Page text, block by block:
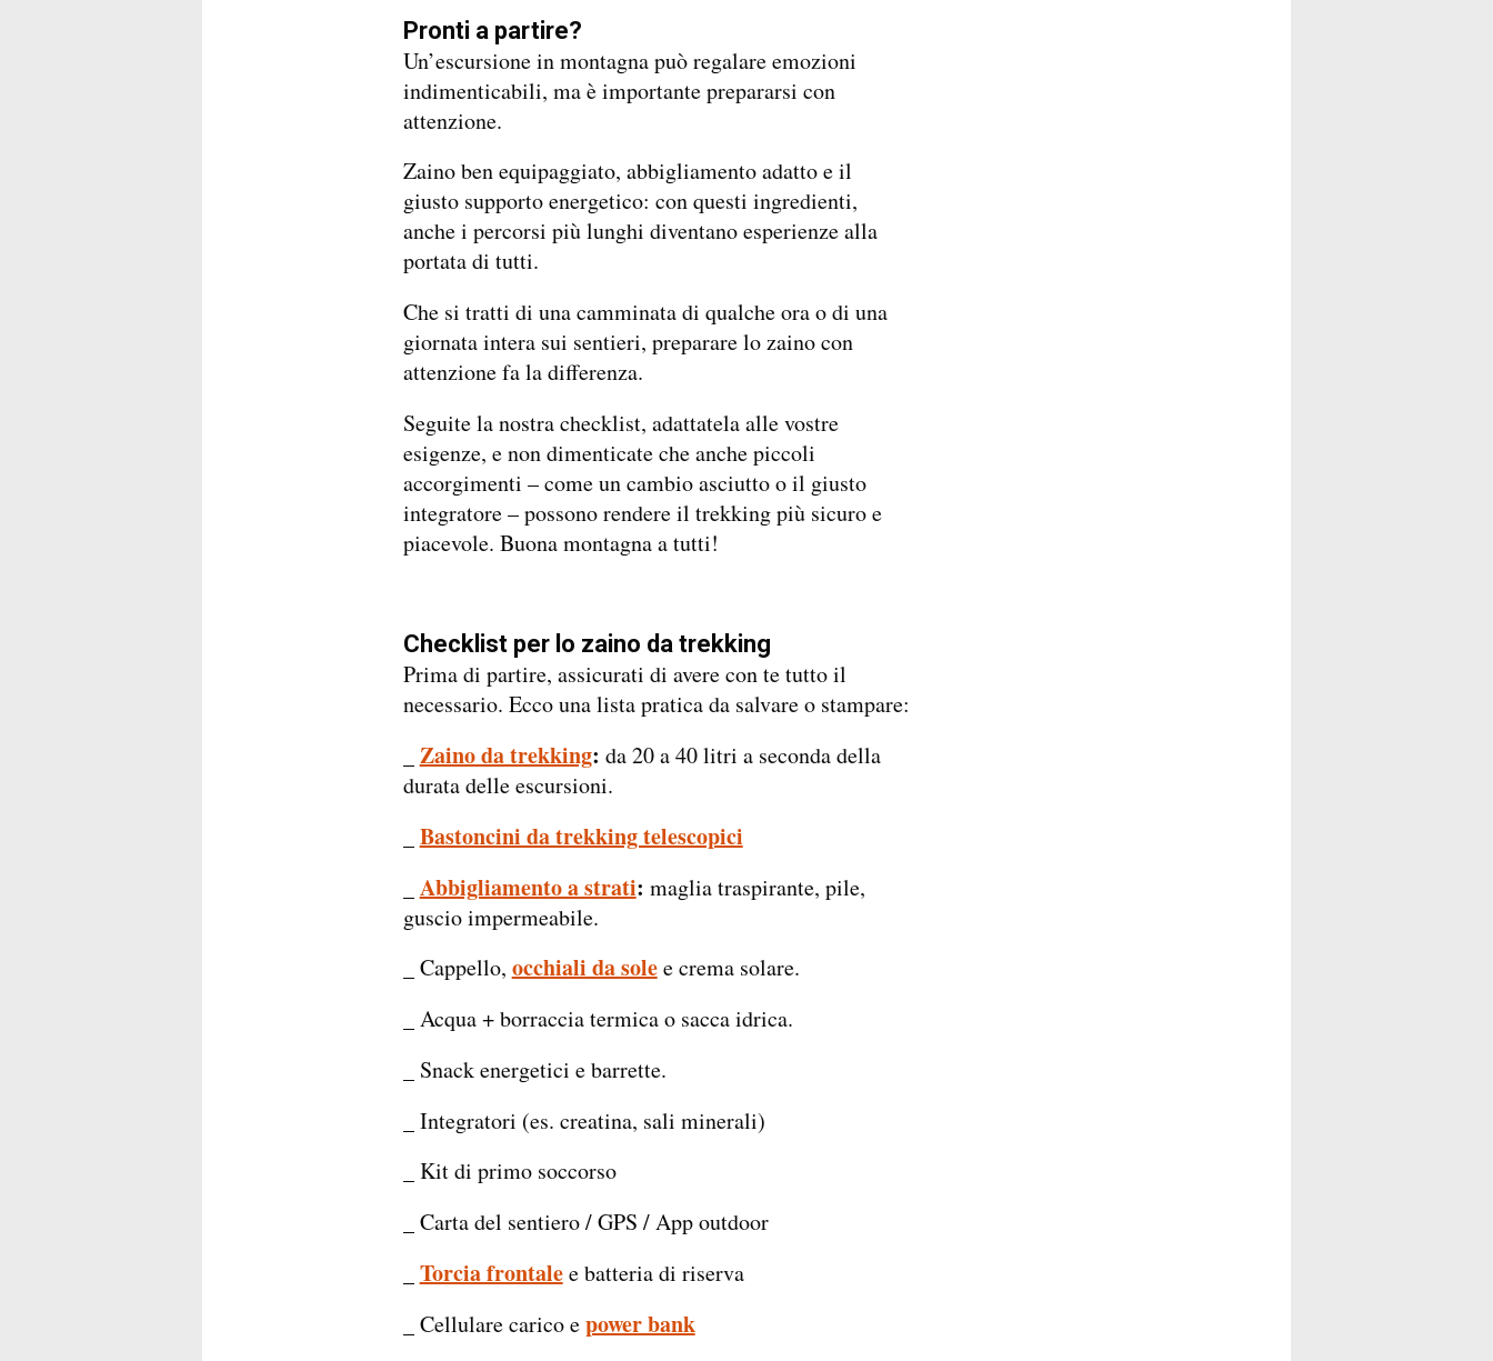
Pronti a partire?
Un’escursione in montagna può regalare emozioni
indimenticabili, ma è importante prepararsi con
attenzione.
Zaino ben equipaggiato, abbigliamento adatto e il
giusto supporto energetico: con questi ingredienti,
anche i percorsi più lunghi diventano esperienze alla
portata di tutti.
Che si tratti di una camminata di qualche ora o di una
giornata intera sui sentieri, preparare lo zaino con
attenzione fa la differenza.
Seguite la nostra checklist, adattatela alle vostre
esigenze, e non dimenticate che anche piccoli
accorgimenti – come un cambio asciutto o il giusto
integratore – possono rendere il trekking più sicuro e
piacevole. Buona montagna a tutti!
Checklist per lo zaino da trekking
Prima di partire, assicurati di avere con te tutto il
necessario. Ecco una lista pratica da salvare o stampare:
Zaino da trekking: da 20 a 40 litri a seconda della
durata delle escursioni.
Bastoncini da trekking telescopici
Abbigliamento a strati: maglia traspirante, pile,
guscio impermeabile.
_ Cappello, occhiali da solee crema solare.
_ Acqua + borraccia termica o sacca idrica.
_ Snack energetici e barrette.
_ Integratori (es. creatina, sali minerali)
_ Kit di primo soccorso
_ Carta del sentiero / GPS / App outdoor
Torcia frontalee batteria di riserva
_ Cellulare carico epower bank